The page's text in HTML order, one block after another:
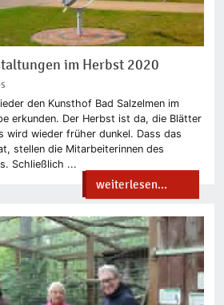
im Herbst 2020
den Kunsthof Bad Salzelmen im
erkunden. Der Herbst ist da, die Blätter
wird wieder früher dunkel. Dass das
stellen die Mitarbeiterinnen des
Schließlich ...
weiterlesen...